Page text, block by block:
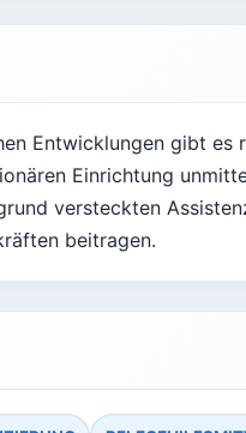
Entwicklungen gibt es
Einrichtung
versteckten
beitragen.